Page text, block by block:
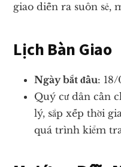
giao diễn ra suôn sẻ,
Lịch Bàn Giao
Ngày bắt đầu:
Quý cư dân cần
lý, sắp xếp thời
quá trình kiểm